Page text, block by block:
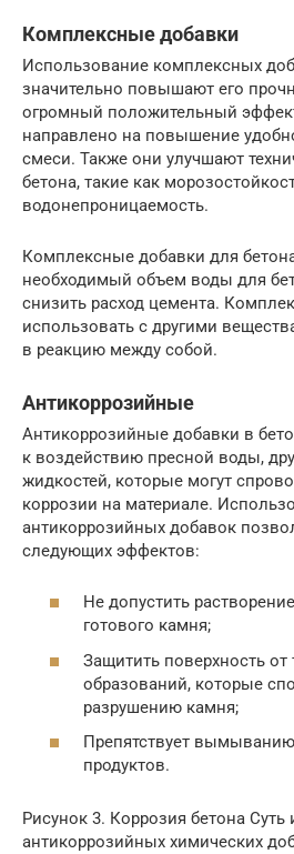
Комплексные добавки
Использование комплексных
значительно повышают его
огромный положительный
направлено на повышение
смеси. Также они улучшают
бетона, такие как
водонепроницаемость.
Комплексные добавки для
необходимый объем воды для
снизить расход цемента.
использовать с другими
в реакцию между собой.
Антикоррозийные
Антикоррозийные добавки в
к воздействию пресной воды,
жидкостей, которые могут
коррозии на материале.
антикоррозийных добавок
следующих эффектов:
Не допустить
готового камня;
Защитить поверхность
образований, которые
разрушению камня;
Препятствует
продуктов.
Рисунок 3. Коррозия бетона Суть
антикоррозийных химических